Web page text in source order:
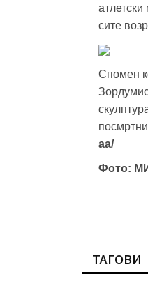
сите
Спомен
аа/
Фото:
ТАГОВИ